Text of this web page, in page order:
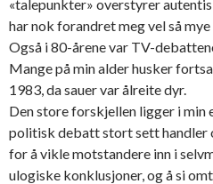
«talepunkter» overstyrer
har nok forandret meg vel så
Også i 80-årene var TV-
Mange på min alder husker
1983, da sauer var ålreite dyr.
Den store forskjellen ligger i min
politisk debatt stort sett handler
for å vikle motstandere inn i
ulogiske konklusjoner, og å si